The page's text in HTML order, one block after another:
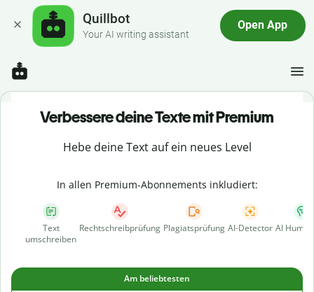
Quillbot
Your AI writing assistant
Open App
Verbessere deine Texte mit Premium
Hebe deine Text auf ein neues Level
In allen Premium-Abonnements inkludiert:
Text
umschreiben
Rechtschreibprüfung Plagiatsprüfung AI-Detector AI
Am beliebtesten